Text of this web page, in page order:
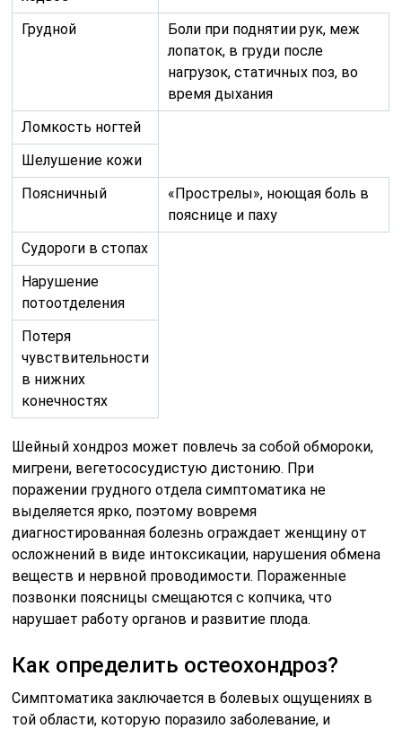
Грудной
Боли при поднятии рук, меж
лопаток, в груди после
нагрузок, статичных поз, во
время дыхания
Ломкость ногтей
Шелушение кожи
Поясничный
«Прострелы», ноющая боль в
пояснице и паху
Судороги в стопах
Нарушение
потоотделения
Потеря
чувствительности
в нижних
конечностях
Шейный хондроз может повлечь за собой обмороки,
мигрени, вегетососудистую дистонию. При
поражении грудного отдела симптоматика не
выделяется ярко, поэтому вовремя
диагностированная болезнь ограждает женщину от
осложнений в виде интоксикации, нарушения обмена
веществ и нервной проводимости. Пораженные
позвонки поясницы смещаются с копчика, что
нарушает работу органов и развитие плода.
Как определить остеохондроз?
Симптоматика заключается в болевых ощущениях в
той области, которую поразило заболевание, и